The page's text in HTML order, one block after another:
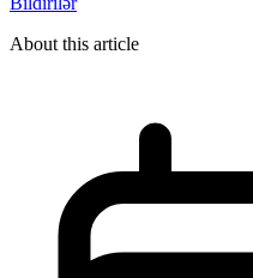
About this article